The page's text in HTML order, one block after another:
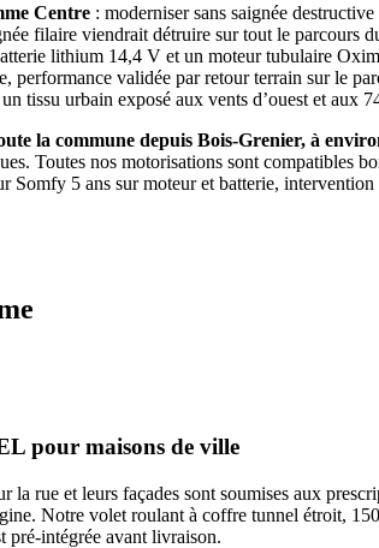
Centre : moderniser sans saignée
filaire viendrait détruire sur tout le
lithium 14,4 V et un moteur tubulaire
performance validée par retour terrain sur le
tissu urbain exposé aux vents d’ouest et aux
la commune depuis Bois-Grenier, à
Toutes nos motorisations sont compatibles
Somfy 5 ans sur moteur et batterie,
pour maisons de ville
la rue et leurs façades sont soumises aux
Notre volet roulant à coffre tunnel étroit,
pré-intégrée avant livraison.